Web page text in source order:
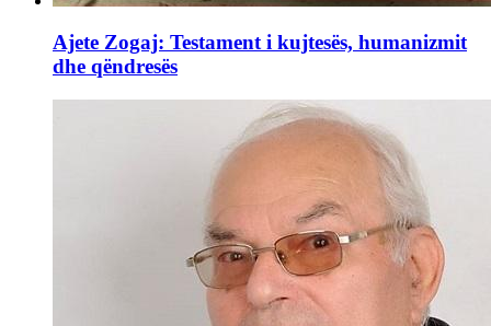
Ajete Zogaj: Testament i kujtesës, humanizmit
dhe qëndresës